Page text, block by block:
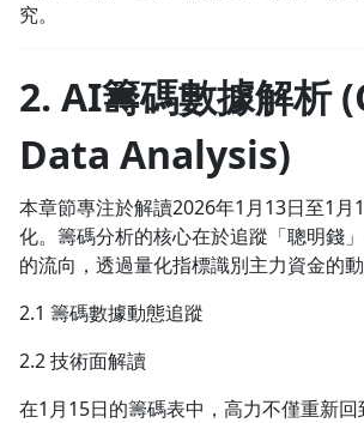
究。
2. AI籌碼數據解析
Data Analysis)
本章節專注於解讀2026年1月13日至1月
化。籌碼分析的核心在於追蹤「聰明錢
的流向，透過量化指標識別主力資金的動
2.1 籌碼數據動態追蹤
2.2 技術面解讀
在1月15日的籌碼表中，高力不僅重新